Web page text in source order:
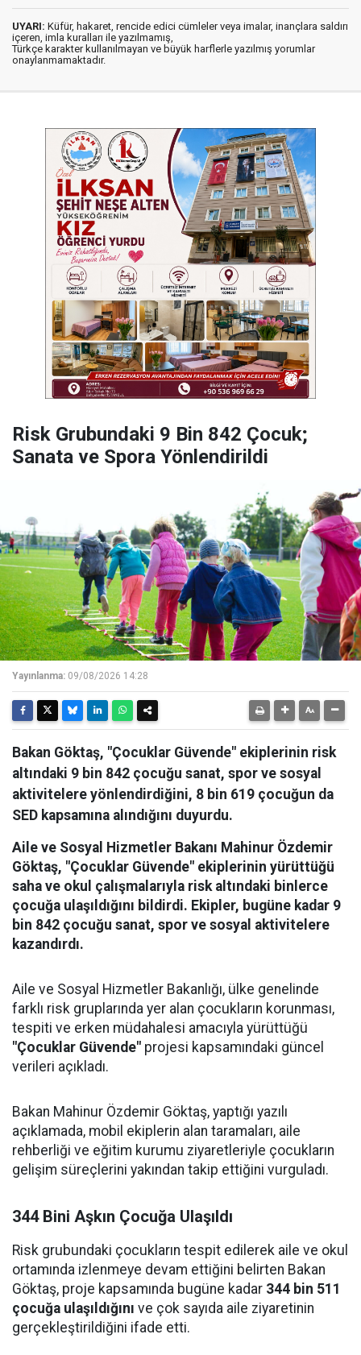
UYARI: Küfür, hakaret, rencide edici cümleler veya imalar, inançlara saldırı
içeren, imla kuralları ile yazılmamış,
Türkçe karakter kullanılmayan ve büyük harflerle yazılmış yorumlar
onaylanmamaktadır.
Risk Grubundaki 9 Bin 842 Çocuk;
Sanata ve Spora Yönlendirildi
Yayınlanma: 09/08/2026 14:28
Bakan Göktaş, "Çocuklar Güvende" ekiplerinin risk
altındaki 9 bin 842 çocuğu sanat, spor ve sosyal
aktivitelere yönlendirdiğini, 8 bin 619 çocuğun da
SED kapsamına alındığını duyurdu.
Aile ve Sosyal Hizmetler Bakanı Mahinur Özdemir
Göktaş, "Çocuklar Güvende" ekiplerinin yürüttüğü
saha ve okul çalışmalarıyla risk altındaki binlerce
çocuğa ulaşıldığını bildirdi. Ekipler, bugüne kadar 9
bin 842 çocuğu sanat, spor ve sosyal aktivitelere
kazandırdı.
Aile ve Sosyal Hizmetler Bakanlığı, ülke genelinde
farklı risk gruplarında yer alan çocukların korunması,
tespiti ve erken müdahalesi amacıyla yürüttüğü
"Çocuklar Güvende" projesi kapsamındaki güncel
verileri açıkladı.
Bakan Mahinur Özdemir Göktaş, yaptığı yazılı
açıklamada, mobil ekiplerin alan taramaları, aile
rehberliği ve eğitim kurumu ziyaretleriyle çocukların
gelişim süreçlerini yakından takip ettiğini vurguladı.
344 Bini Aşkın Çocuğa Ulaşıldı
Risk grubundaki çocukların tespit edilerek aile ve okul
ortamında izlenmeye devam ettiğini belirten Bakan
Göktaş, proje kapsamında bugüne kadar 344 bin 511
çocuğa ulaşıldığını ve çok sayıda aile ziyaretinin
gerçekleştirildiğini ifade etti.